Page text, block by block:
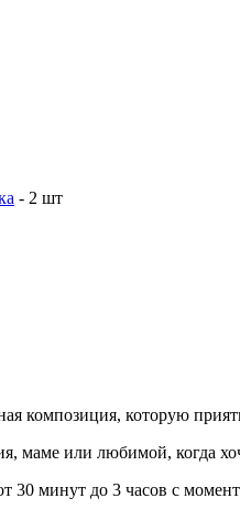
- 2 шт
композиция, которую
маме или любимой, когда
30 минут до 3 часов с